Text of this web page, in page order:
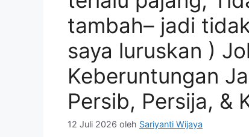
tambah– jadi
saya luruskan )
Keberuntungan
Persib, Persija, &
12 Juli 2026 oleh Sariyanti Wijaya